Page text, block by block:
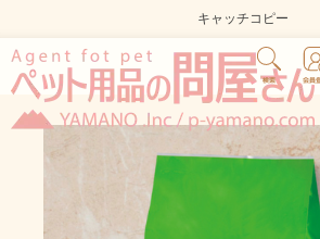
キャッチコピー